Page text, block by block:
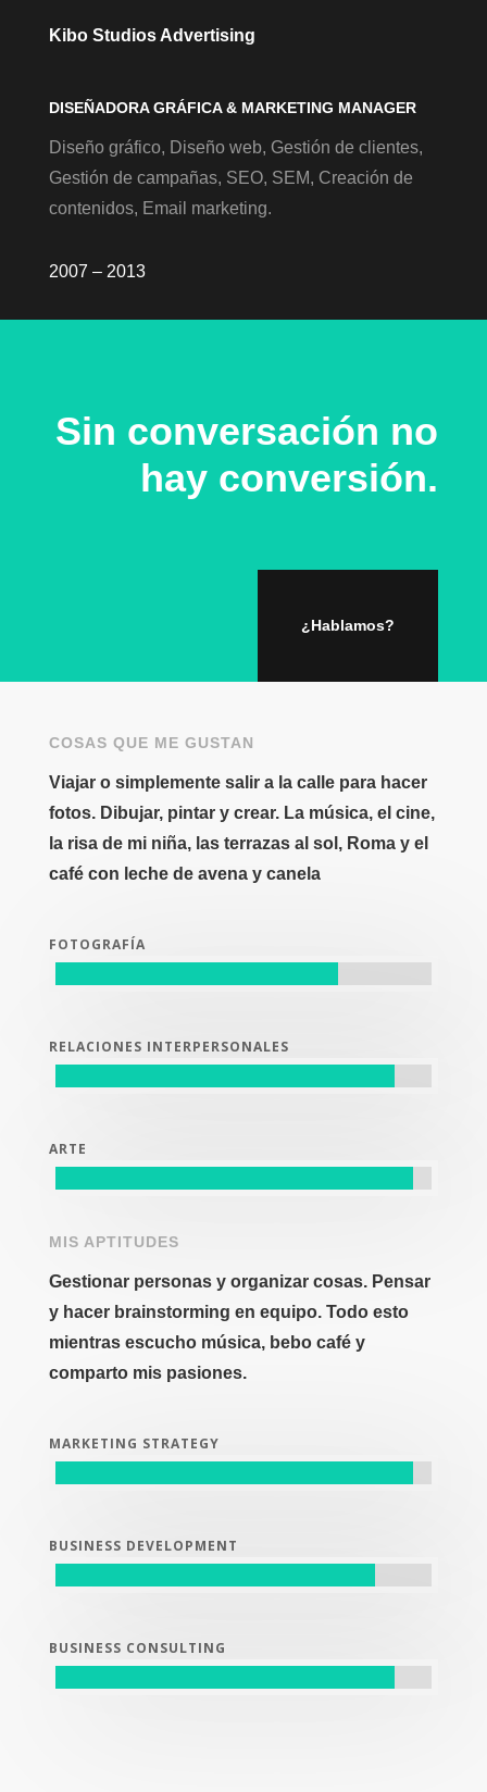
Kibo Studios Advertising
DISEÑADORA GRÁFICA & MARKETING MANAGER
Diseño gráfico, Diseño web, Gestión de clientes,
Gestión de campañas, SEO, SEM, Creación de
contenidos, Email marketing.
2007 – 2013
Sin conversación no
hay conversión.
¿Hablamos?
COSAS QUE ME GUSTAN
Viajar o simplemente salir a la calle para hacer
fotos. Dibujar, pintar y crear. La música, el cine,
la risa de mi niña, las terrazas al sol, Roma y el
café con leche de avena y canela
FOTOGRAFÍA
RELACIONES INTERPERSONALES
ARTE
MIS APTITUDES
Gestionar personas y organizar cosas. Pensar
y hacer brainstorming en equipo. Todo esto
mientras escucho música, bebo café y
comparto mis pasiones.
MARKETING STRATEGY
BUSINESS DEVELOPMENT
BUSINESS CONSULTING